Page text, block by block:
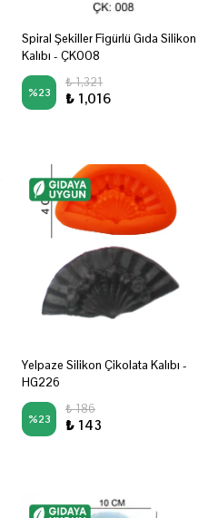
Spiral Şekiller Figürlü Gıda Silikon
Kalıbı - ÇK008
%23
₺ 1,321
₺ 1,016
Yelpaze Silikon Çikolata Kalıbı -
HG226
%23
₺ 186
₺ 143